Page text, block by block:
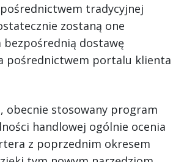
tradycyjnej
zostaną one
bezpośrednią dostawę
pośrednictwem portalu klienta
obecnie stosowany program
handlowej ogólnie ocenia
z poprzednim okresem